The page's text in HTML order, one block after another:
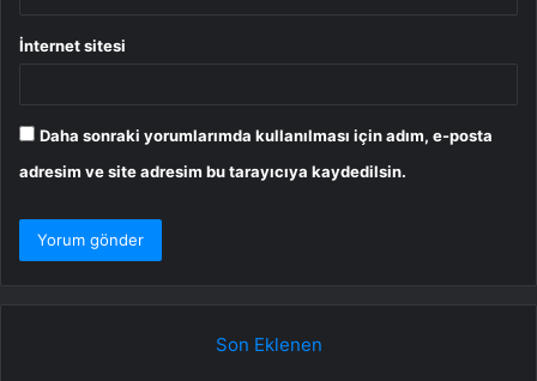
İnternet sitesi
Daha sonraki yorumlarımda kullanılması için adım, e-posta
adresim ve site adresim bu tarayıcıya kaydedilsin.
Son Eklenen